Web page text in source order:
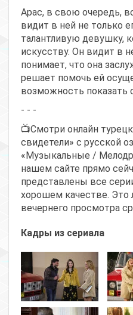
Арас, в свою очередь,
видит в ней не только
талантливую девушку,
искусству. Он видит в
понимает, что она
решает помочь ей
возможность показать
- - -
📺Смотри онлайн
свидетели» с русской
«Музыкальные /
нашем сайте прямо
представлены все
хорошем качестве. Это
вечернего просмотра
Кадры из сериала